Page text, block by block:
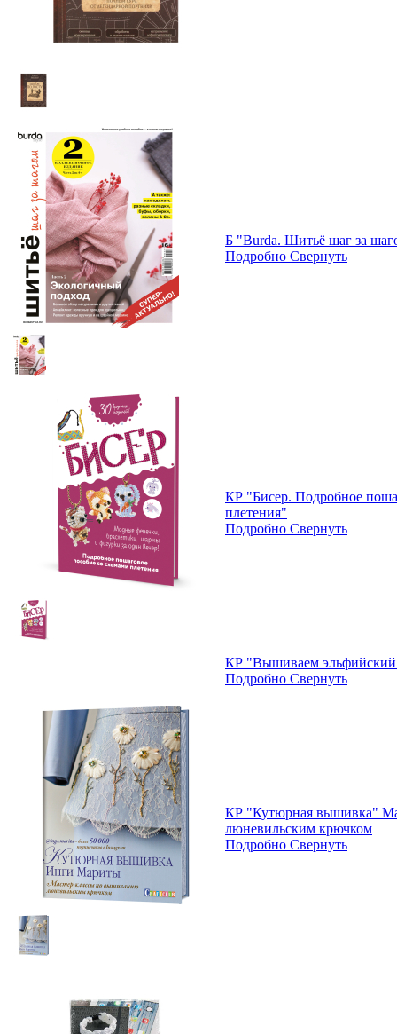
Б "Burda. Шитьё шаг за
Подробно Свернуть
КР "Бисер. Подробное
плетения"
Подробно Свернуть
КР "Вышиваем эльфийский
Подробно Свернуть
КР "Кутюрная вышивка"
люневильским крючком
Подробно Свернуть